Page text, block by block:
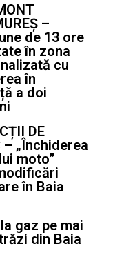
–
de 13 ore
în zona
cu
în
a doi
DE
– „Închiderea
moto”
în Baia
gaz pe mai
din Baia